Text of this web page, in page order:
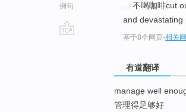
例句
... 不喝咖啡cut
and devastating
基于8个网页-相关
有道翻译
manage well
管理得足够好